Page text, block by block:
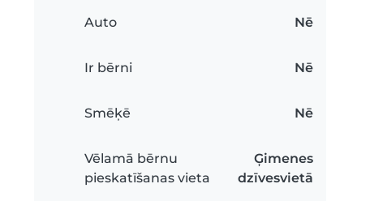
Auto Nē
Ir bērni Nē
Smēķē Nē
Vēlamā bērnu
pieskatīšanas vieta
Ģimenes
dzīvesvietā